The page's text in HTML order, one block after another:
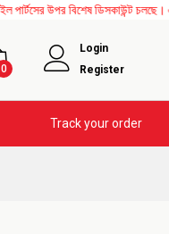
উপর বিশেষ ডিসকাউন্ট চলছে।
0
Login
Register
Track your order